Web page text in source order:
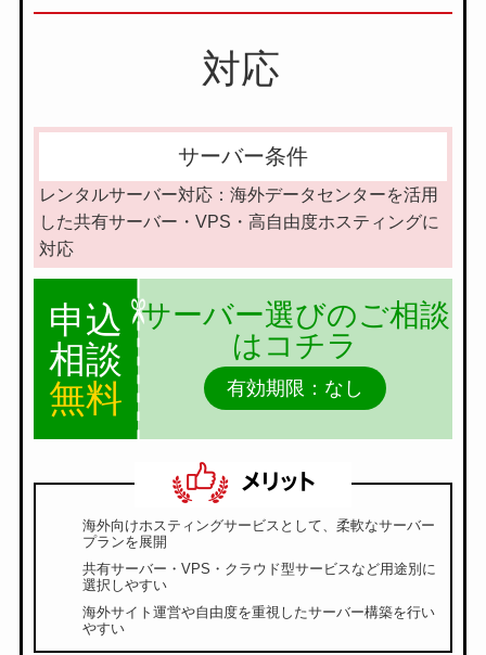
対応
サーバー条件
レンタルサーバー対応：海外データセンターを活用
した共有サーバー・VPS・高自由度ホスティングに
対応
申込
相談
無料
サーバー選びのご相談
はコチラ
有効期限：なし
海外向けホスティングサービスとして、柔軟なサーバー
プランを展開
共有サーバー・VPS・クラウド型サービスなど用途別に
選択しやすい
海外サイト運営や自由度を重視したサーバー構築を行い
やすい